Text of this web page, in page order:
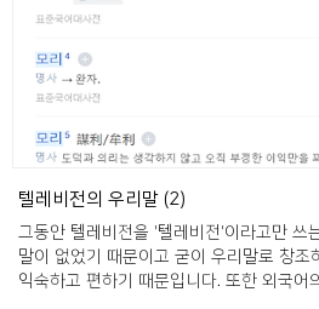
텔레비전의 우리말 (2)
그동안 텔레비전을 '텔레비전'이라고만 쓰
말이 없었기 때문이고 굳이 우리말로 창조
익숙하고 편하기 때문입니다. 또한 외국어